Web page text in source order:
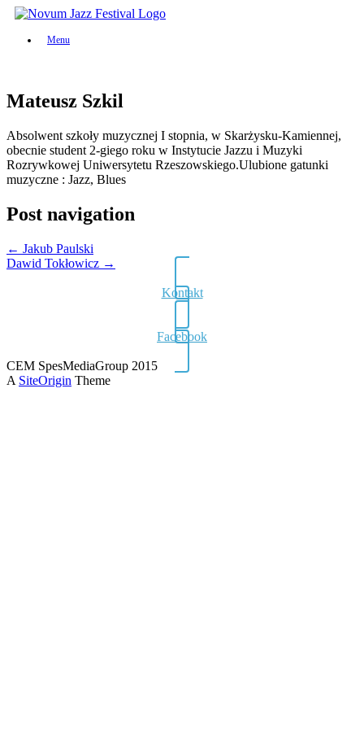
Skip
content
Menu
Mateusz Szkil
Absolwent szkoły muzycznej I stopnia, w Skarżysku-Kamiennej,
obecnie student 2-giego roku w Instytucie Jazzu i Muzyki
Rozrywkowej Uniwersytetu Rzeszowskiego.Ulubione gatunki
muzyczne : Jazz, Blues
Post navigation
← Jakub Paulski
Dawid Tokłowicz →
Kontakt
Facebook
CEM SpesMediaGroup 2015
A SiteOrigin Theme